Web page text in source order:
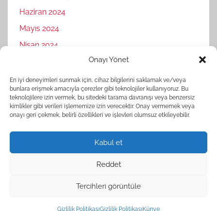
Onayı Yönet
En iyi deneyimleri sunmak için, cihaz bilgilerini saklamak ve/veya
bunlara erişmek amacıyla çerezler gibi teknolojiler kullanıyoruz. Bu
teknolojilere izin vermek, bu sitedeki tarama davranışı veya benzersiz
kimlikler gibi verileri işlememize izin verecektir. Onay vermemek veya
onayı geri çekmek, belirli özellikleri ve işlevleri olumsuz etkileyebilir.
Kabul et
Reddet
Tercihleri görüntüle
Gizlilik PolitikasıGizlilik Politikası Künye
Haziran 2024
Mayıs 2024
Nisan 2024
Şubat 2024
Ocak 2024
Aralık 2023
WordPress Theme: Donovan by ThemeZee.